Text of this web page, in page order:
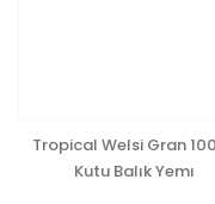
Tropical Welsi Gran
Kutu Balık Yemı